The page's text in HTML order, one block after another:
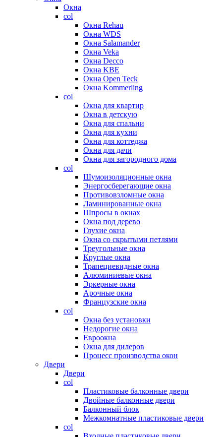
Окна
col
Окна Rehau
Окна WDS
Окна Salamander
Окна Veka
Окна Decco
Окна KBE
Окна Open Teck
Окна Kommerling
col
Окна для квартир
Окна в детскую
Окна для спальни
Окна для кухни
Окна для коттеджа
Окна для дачи
Окна для загородного дома
col
Шумоизоляционные окна
Энергосберегающие окна
Противовзломные окна
Ламинированные окна
Шпросы в окнах
Окна под дерево
Глухие окна
Окна со скрытыми петлями
Треугольные окна
Круглые окна
Трапециевидные окна
Алюминиевые окна
Эркерные окна
Арочные окна
Французские окна
col
Окна без установки
Недорогие окна
Евроокна
Окна для дилеров
Процесс производства окон
Двери
Двери
col
Пластиковые балконные двери
Двойные балконные двери
Балконный блок
Межкомнатные пластиковые двери
col